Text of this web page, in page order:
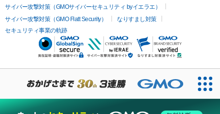
サイバー攻撃対策（GMOサイバーセキュリティ byイエラエ）
サイバー攻撃対策（GMO Flatt Security）
なりすまし対策
セキュリティ事業の軌跡